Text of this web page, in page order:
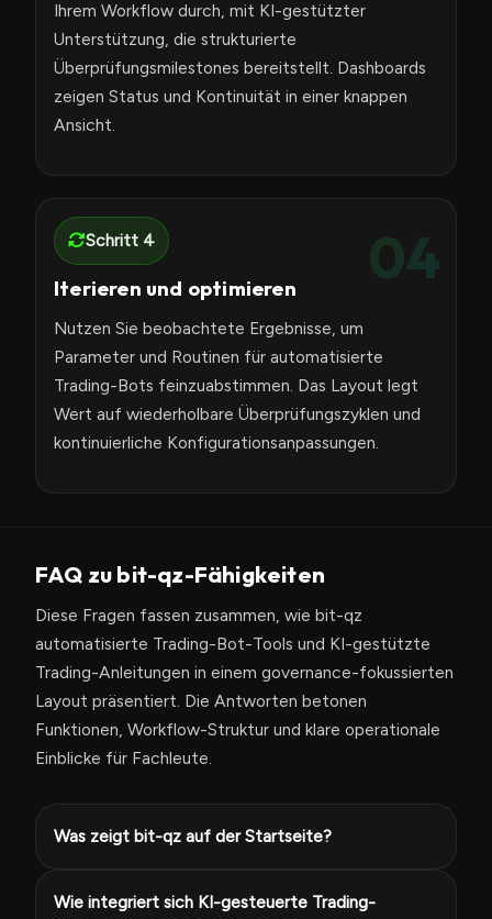
Ihrem Workflow durch, mit KI-gestützter
Unterstützung, die strukturierte
Überprüfungsmilestones bereitstellt. Dashboards
zeigen Status und Kontinuität in einer knappen
Ansicht.
04
Schritt 4
Iterieren und optimieren
Nutzen Sie beobachtete Ergebnisse, um
Parameter und Routinen für automatisierte
Trading-Bots feinzuabstimmen. Das Layout legt
Wert auf wiederholbare Überprüfungszyklen und
kontinuierliche Konfigurationsanpassungen.
FAQ zu bit-qz-Fähigkeiten
Diese Fragen fassen zusammen, wie bit-qz
automatisierte Trading-Bot-Tools und KI-gestützte
Trading-Anleitungen in einem governance-fokussierten
Layout präsentiert. Die Antworten betonen
Funktionen, Workflow-Struktur und klare operationale
Einblicke für Fachleute.
Was zeigt bit-qz auf der Startseite?
Wie integriert sich KI-gesteuerte Trading-